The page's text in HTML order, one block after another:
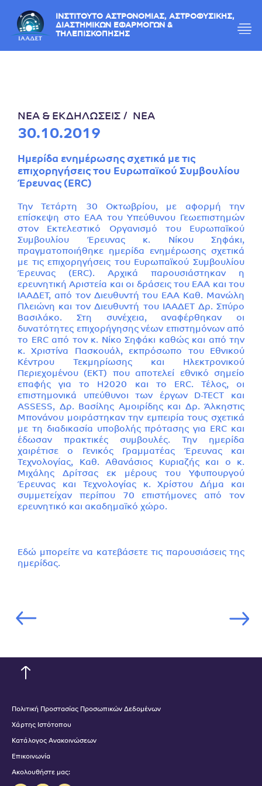
ΙΝΣΤΙΤΟΥΤΟ ΑΣΤΡΟΝΟΜΙΑΣ, ΑΣΤΡΟΦΥΣΙΚΗΣ,
ΔΙΑΣΤΗΜΙΚΩΝ ΕΦΑΡΜΟΓΩΝ &
ΤΗΛΕΠΙΣΚΟΠΗΣΗΣ
ΝΕΑ & ΕΚΔΗΛΩΣΕΙΣ ΝΕΑ
30.10.2019
Ημερίδα ενημέρωσης σχετικά με τις
επιχορηγήσεις του Ευρωπαϊκού Συμβουλίου
Έρευνας (ERC)
Την Τετάρτη 30 Οκτωβρίου, με αφορμή την
επίσκεψη στο ΕΑΑ του Υπεύθυνου Γεωεπιστημών
στον Εκτελεστικό Οργανισμό του Ευρωπαϊκού
Συμβουλίου Έρευνας κ. Νίκου Σηφάκι,
πραγματοποιήθηκε ημερίδα ενημέρωσης σχετικά
με τις επιχορηγήσεις του Ευρωπαϊκού Συμβουλίου
Έρευνας (ERC). Αρχικά παρουσιάστηκαν η
ερευνητική Αριστεία και οι δράσεις του ΕΑΑ και του
ΙΑΑΔΕΤ, από τον Διευθυντή του ΕΑΑ Καθ. Μανώλη
Πλειώνη και τον Διευθυντή του ΙΑΑΔΕΤ Δρ. Σπύρο
Βασιλάκο. Στη συνέχεια, αναφέρθηκαν οι
δυνατότητες επιχορήγησης νέων επιστημόνων από
το ERC από τον κ. Νίκο Σηφάκι καθώς και από την
κ. Χριστίνα Πασκουάλ, εκπρόσωπο του Εθνικού
Κέντρου Τεκμηρίωσης και Ηλεκτρονικού
Περιεχομένου (ΕΚΤ) που αποτελεί εθνικό σημείο
επαφής για το Η2020 και το ERC. Τέλος, οι
επιστημονικά υπεύθυνοι των έργων D-TECT και
ASSESS, Δρ. Βασίλης Αμοιρίδης και Δρ. Άλκηστις
Μπονάνου μοιράστηκαν την εμπειρία τους σχετικά
με τη διαδικασία υποβολής πρότασης για ERC και
έδωσαν πρακτικές συμβουλές. Την ημερίδα
χαιρέτισε ο Γενικός Γραμματέας Έρευνας και
Τεχνολογίας, Καθ. Αθανάσιος Κυριαζής και ο κ.
Μιχάλης Δρίτσας εκ μέρους του Υφυπουργού
Έρευνας και Τεχνολογίας κ. Χρίστου Δήμα και
συμμετείχαν περίπου 70 επιστήμονες από τον
ερευνητικό και ακαδημαϊκό χώρο.
Εδώ μπορείτε να κατεβάσετε τις παρουσιάσεις της
ημερίδας.
Πολιτική Προστασίας Προσωπικών Δεδομένων
Χάρτης Ιστότοπου
Κατάλογος Ανακοινώσεων
Επικοινωνία
Ακολουθήστε μας: